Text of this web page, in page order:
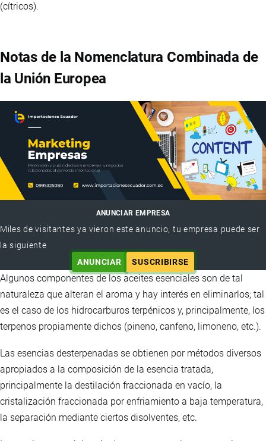
(cítricos).
Notas de la Nomenclatura Combinada de
la Unión Europea
ANUNCIAR EMPRESA
Miles de visitantes ya vieron este anuncio, tu empresa puede ser
la siguiente
ANUNCIAR
SUSCRIBIRSE
Algunos componentes de los aceites esenciales son de tal
naturaleza que alteran el aroma y hay interés en eliminarlos; tal
es el caso de los hidrocarburos terpénicos y, principalmente, los
terpenos propiamente dichos (pineno, canfeno, limoneno, etc.).
Las esencias desterpenadas se obtienen por métodos diversos
apropiados a la composición de la esencia tratada,
principalmente la destilación fraccionada en vacío, la
cristalización fraccionada por enfriamiento a baja temperatura,
la separación mediante ciertos disolventes, etc.